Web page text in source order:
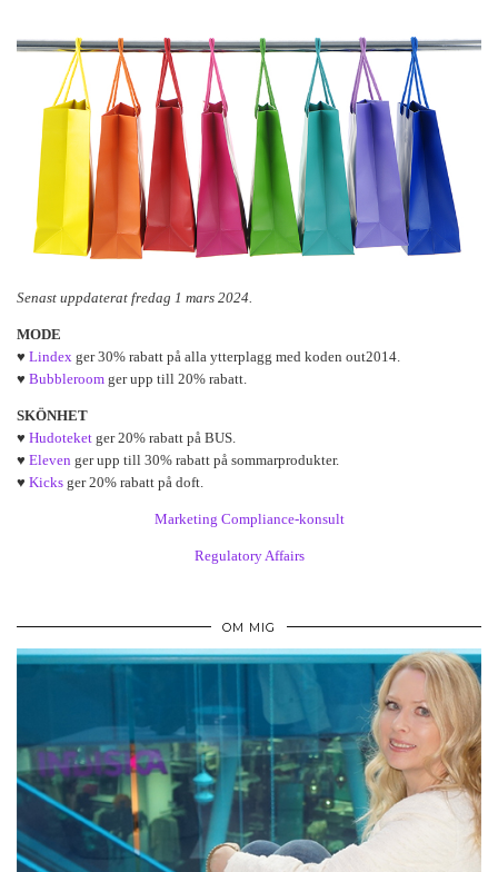
Senast uppdaterat fredag 1 mars 2024.
MODE
♥ Lindex ger 30% rabatt på alla ytterplagg med koden out2014.
♥ Bubbleroom ger upp till 20% rabatt.
SKÖNHET
♥ Hudoteket ger 20% rabatt på BUS.
♥ Eleven ger upp till 30% rabatt på sommarprodukter.
♥ Kicks ger 20% rabatt på doft.
Marketing Compliance-konsult
Regulatory Affairs
OM MIG